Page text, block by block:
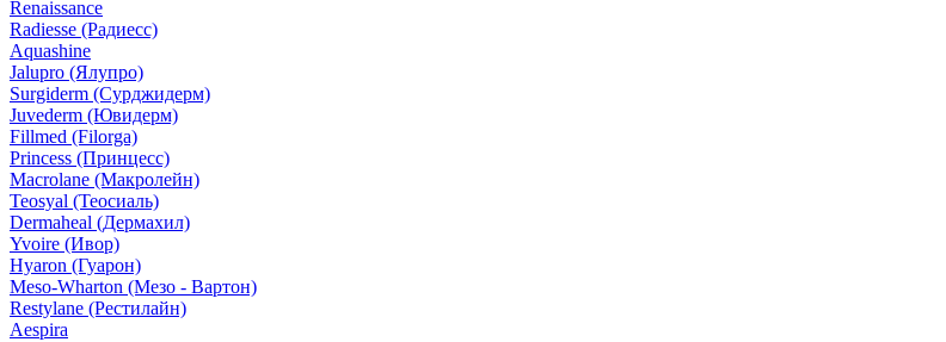
Renaissance
Radiesse (Радиесс)
Aquashine
Jalupro (Ялупро)
Surgiderm (Сурджидерм)
Juvederm (Ювидерм)
Fillmed (Filorga)
Princess (Принцесс)
Macrolane (Макролейн)
Teosyal (Теосиаль)
Dermaheal (Дермахил)
Yvoire (Ивор)
Hyaron (Гуарон)
Meso-Wharton (Мезо - Вартон)
Restylane (Рестилайн)
Aespira